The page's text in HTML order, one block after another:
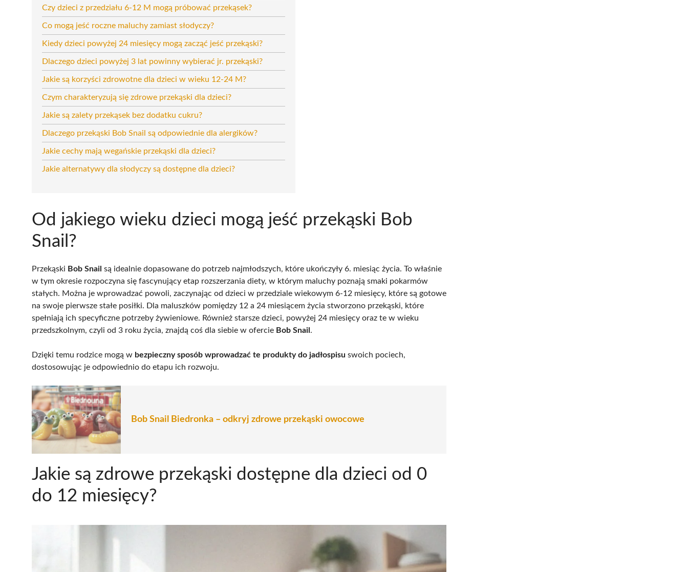
Czy dzieci z przedziału 6-12 M mogą próbować przekąsek?
Co mogą jeść roczne maluchy zamiast słodyczy?
Kiedy dzieci powyżej 24 miesięcy mogą zacząć jeść przekąski?
Dlaczego dzieci powyżej 3 lat powinny wybierać jr. przekąski?
Jakie są korzyści zdrowotne dla dzieci w wieku 12-24 M?
Czym charakteryzują się zdrowe przekąski dla dzieci?
Jakie są zalety przekąsek bez dodatku cukru?
Dlaczego przekąski Bob Snail są odpowiednie dla alergików?
Jakie cechy mają wegańskie przekąski dla dzieci?
Jakie alternatywy dla słodyczy są dostępne dla dzieci?
Od jakiego wieku dzieci mogą jeść przekąski Bob
Snail?
Przekąski Bob Snail są idealnie dopasowane do potrzeb najmłodszych, które ukończyły 6. miesiąc życia. To właśnie
w tym okresie rozpoczyna się fascynujący etap rozszerzania diety, w którym maluchy poznają smaki pokarmów
stałych. Można je wprowadzać powoli, zaczynając od dzieci w przedziale wiekowym 6-12 miesięcy, które są gotowe
na swoje pierwsze stałe posiłki. Dla maluszków pomiędzy 12 a 24 miesiącem życia stworzono przekąski, które
spełniają ich specyficzne potrzeby żywieniowe. Również starsze dzieci, powyżej 24 miesięcy oraz te w wieku
przedszkolnym, czyli od 3 roku życia, znajdą coś dla siebie w ofercie Bob Snail .
Dzięki temu rodzice mogą w bezpieczny sposób wprowadzać te produkty do jadłospisu swoich pociech,
dostosowując je odpowiednio do etapu ich rozwoju.
Bob Snail Biedronka – odkryj zdrowe przekąski owocowe
Jakie są zdrowe przekąski dostępne dla dzieci od 0
do 12 miesięcy?